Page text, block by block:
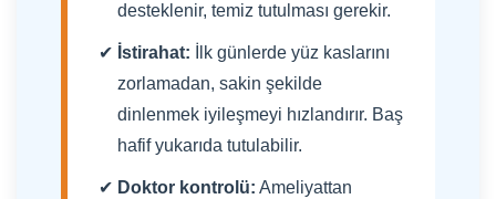
desteklenir, temiz tutulması gerekir.
İstirahat: İlk günlerde yüz kaslarını
zorlamadan, sakin şekilde
dinlenmek iyileşmeyi hızlandırır. Baş
hafif yukarıda tutulabilir.
Doktor kontrolü: Ameliyattan